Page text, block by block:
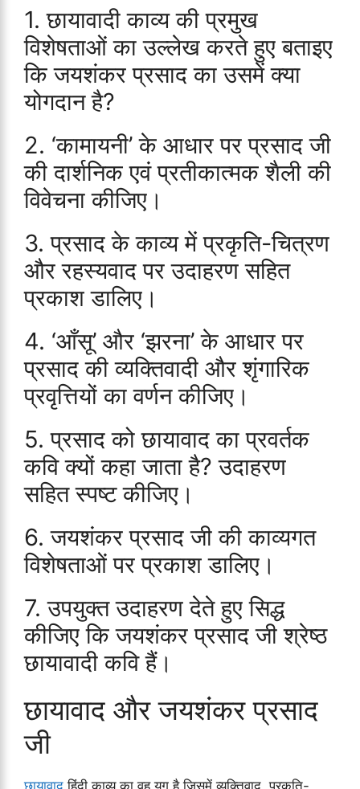
1. छायावादी काव्य की प्रमुख
विशेषताओं का उल्लेख करते हुए बताइए
कि जयशंकर प्रसाद का उसमें क्या
योगदान है?
2. ‘कामायनी’ के आधार पर प्रसाद जी
की दार्शनिक एवं प्रतीकात्मक शैली की
विवेचना कीजिए।
3. प्रसाद के काव्य में प्रकृति-चित्रण
और रहस्यवाद पर उदाहरण सहित
प्रकाश डालिए।
4. ‘आँसू’ और ‘झरना’ के आधार पर
प्रसाद की व्यक्तिवादी और शृंगारिक
प्रवृत्तियों का वर्णन कीजिए।
5. प्रसाद को छायावाद का प्रवर्तक
कवि क्यों कहा जाता है? उदाहरण
सहित स्पष्ट कीजिए।
6. जयशंकर प्रसाद जी की काव्यगत
विशेषताओं पर प्रकाश डालिए।
7. उपयुक्त उदाहरण देते हुए सिद्ध
कीजिए कि जयशंकर प्रसाद जी श्रेष्ठ
छायावादी कवि हैं।
छायावाद और जयशंकर प्रसाद
जी
छायावाद हिंदी काव्य का वह युग है जिसमें व्यक्तिवाद, प्रकृति-